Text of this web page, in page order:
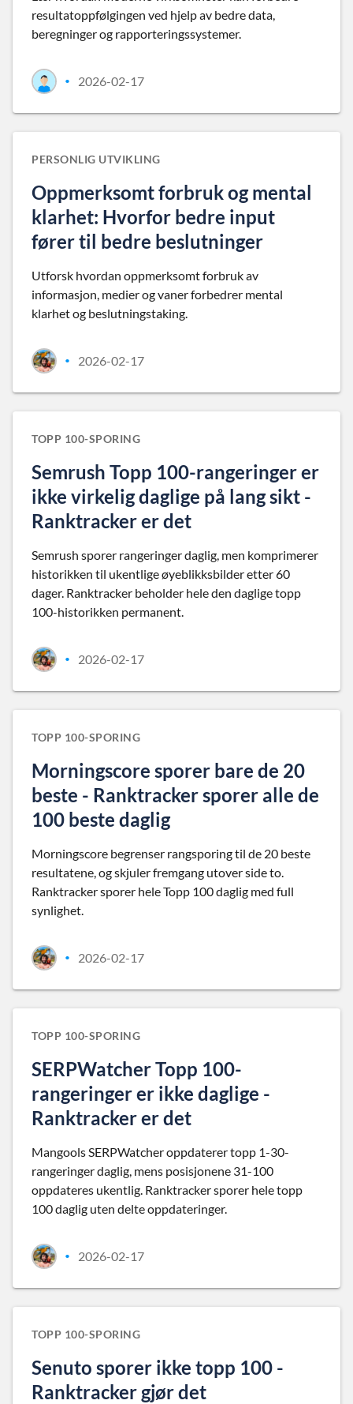
resultatoppfølgingen ved hjelp av bedre data,
beregninger og rapporteringssystemer.
• 2026-02-17
PERSONLIG UTVIKLING
Oppmerksomt forbruk og mental
klarhet: Hvorfor bedre input
fører til bedre beslutninger
Utforsk hvordan oppmerksomt forbruk av
informasjon, medier og vaner forbedrer mental
klarhet og beslutningstaking.
• 2026-02-17
TOPP 100-SPORING
Semrush Topp 100-rangeringer er
ikke virkelig daglige på lang sikt -
Ranktracker er det
Semrush sporer rangeringer daglig, men komprimerer
historikken til ukentlige øyeblikksbilder etter 60
dager. Ranktracker beholder hele den daglige topp
100-historikken permanent.
• 2026-02-17
TOPP 100-SPORING
Morningscore sporer bare de 20
beste - Ranktracker sporer alle de
100 beste daglig
Morningscore begrenser rangsporing til de 20 beste
resultatene, og skjuler fremgang utover side to.
Ranktracker sporer hele Topp 100 daglig med full
synlighet.
• 2026-02-17
TOPP 100-SPORING
SERPWatcher Topp 100-
rangeringer er ikke daglige -
Ranktracker er det
Mangools SERPWatcher oppdaterer topp 1-30-
rangeringer daglig, mens posisjonene 31-100
oppdateres ukentlig. Ranktracker sporer hele topp
100 daglig uten delte oppdateringer.
• 2026-02-17
TOPP 100-SPORING
Senuto sporer ikke topp 100 -
Ranktracker gjør det